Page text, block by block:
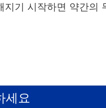
기 시작하면 약간의
세요